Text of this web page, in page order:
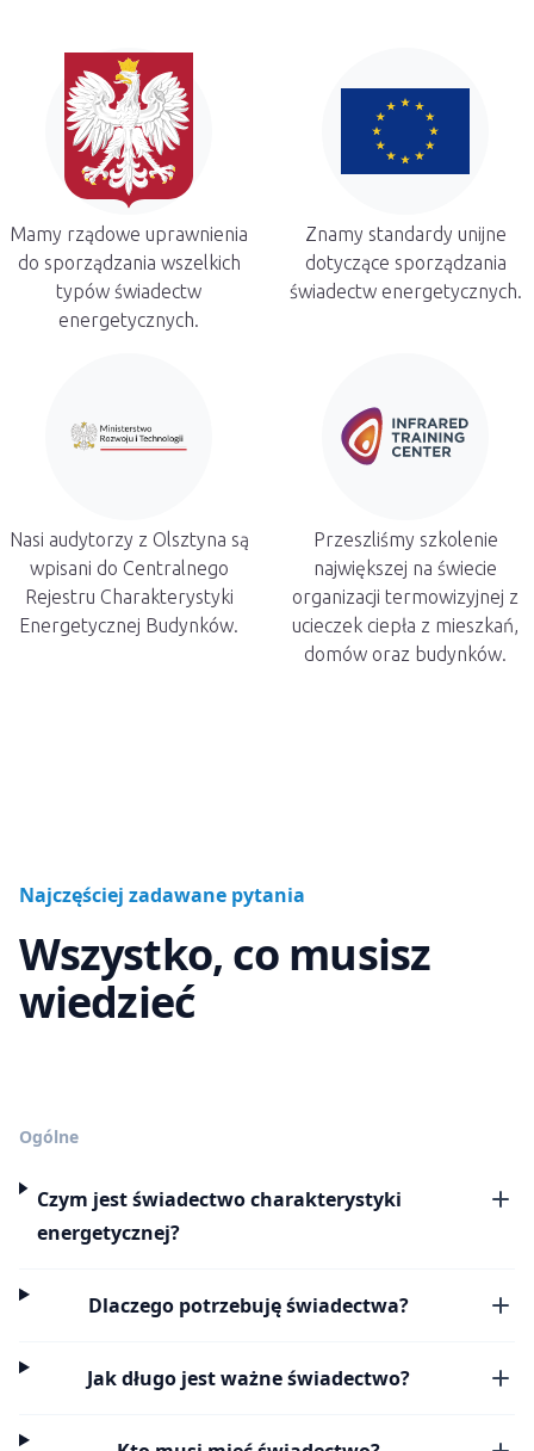
Mamy rządowe uprawnienia
do sporządzania wszelkich
typów świadectw
energetycznych.
Znamy standardy unijne
dotyczące sporządzania
świadectw energetycznych.
Nasi audytorzy z Olsztyna są
wpisani do Centralnego
Rejestru Charakterystyki
Energetycznej Budynków.
Przeszliśmy szkolenie
największej na świecie
organizacji termowizyjnej z
ucieczek ciepła z mieszkań,
domów oraz budynków.
Najczęściej zadawane pytania
Wszystko, co musisz
wiedzieć
Ogólne
Czym jest świadectwo charakterystyki
energetycznej?
Dlaczego potrzebuję świadectwa?
Jak długo jest ważne świadectwo?